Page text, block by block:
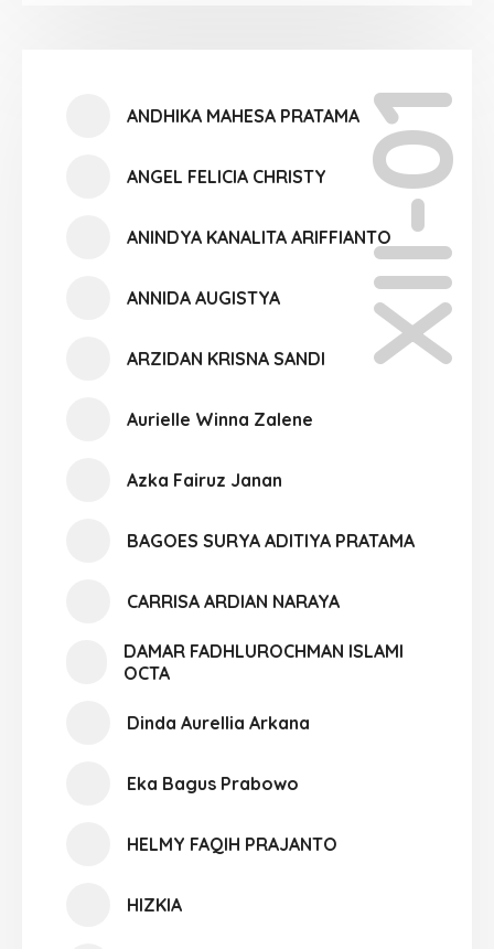
XII-01
ANDHIKA MAHESA PRATAMA
ANGEL FELICIA CHRISTY
ANINDYA KANALITA ARIFFIANTO
ANNIDA AUGISTYA
ARZIDAN KRISNA SANDI
Aurielle Winna Zalene
Azka Fairuz Janan
BAGOES SURYA ADITIYA PRATAMA
CARRISA ARDIAN NARAYA
DAMAR FADHLUROCHMAN ISLAMI
OCTA
Dinda Aurellia Arkana
Eka Bagus Prabowo
HELMY FAQIH PRAJANTO
HIZKIA